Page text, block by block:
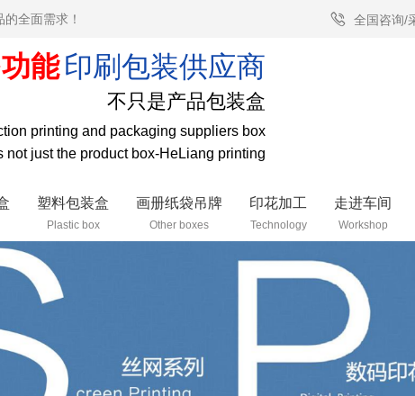
全面需求！ 全国咨询/
能印刷包装供应商
不只是产品包装盒
printing and packaging suppliers box
not just the product box-HeLiang printing
塑料包装盒
Plastic box
画册纸袋吊牌
Other boxes
印花加工
Technology
走进车间
Workshop